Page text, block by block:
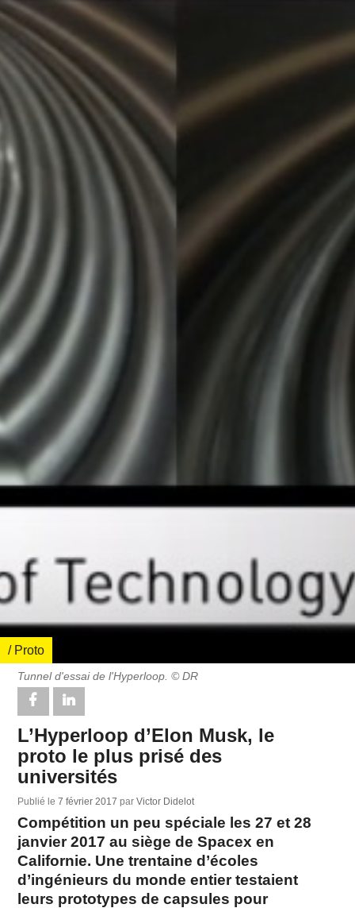
/ Proto
Tunnel d'essai de l'Hyperloop. © DR
L’Hyperloop d’Elon Musk, le
proto le plus prisé des
universités
Publié le7 février 2017parVictor Didelot
Compétition un peu spéciale les 27 et 28
janvier 2017 au siège de Spacex en
Californie. Une trentaine d’écoles
d’ingénieurs du monde entier testaient
leurs prototypes de capsules pour